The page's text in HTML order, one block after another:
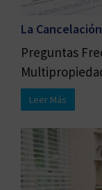
La
Preguntas
Leer Más